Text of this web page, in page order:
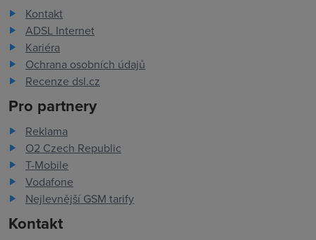
Kontakt
ADSL Internet
Kariéra
Ochrana osobních údajů
Recenze dsl.cz
Pro partnery
Reklama
O2 Czech Republic
T-Mobile
Vodafone
Nejlevnější GSM tarify
Kontakt